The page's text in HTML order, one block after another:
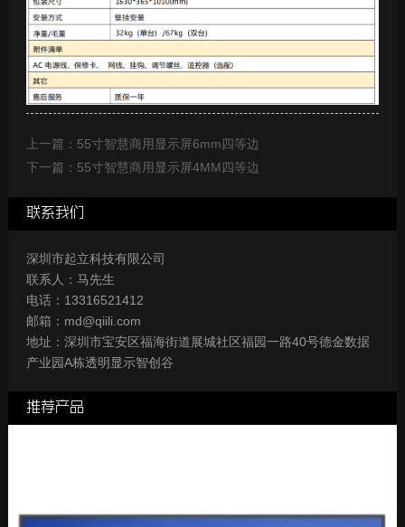
上一篇：55寸智慧商用显示屏6mm四等边
下一篇：55寸智慧商用显示屏4MM四等边
联系我们
深圳市起立科技有限公司
联系人：马先生
电话：13316521412
邮箱：md@qiili.com
地址：深圳市宝安区福海街道展城社区福园一路40号德金数据
产业园A栋透明显示智创谷
推荐产品